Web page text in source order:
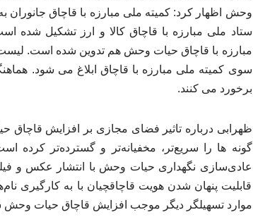
وحش اظهار کرد: کمیته ملی مبارزه با قاچاق
ستاد ملی مبارزه با قاچاق کالا و ارز تشکیل شده
مبارزه با قاچاق حیات وحش هم تدوین شده است.
سوی کمیته ملی مبارزه با قاچاق ابلاغ می شود.
برخورد می کنند.
ظهرابی درباره تاثیر فضای مجازی بر افزایش
گونه ها را سریع‌تر، مخفیانه‌تر و گسترده‌تر
عادی‌سازی نگهداری حیات وحش با انتشار عکس و
قابلیت پنهان شدن هویت قاچاقچیان با به
موارد تسهیلگر دیگر موجب افزایش قاچاق حیات